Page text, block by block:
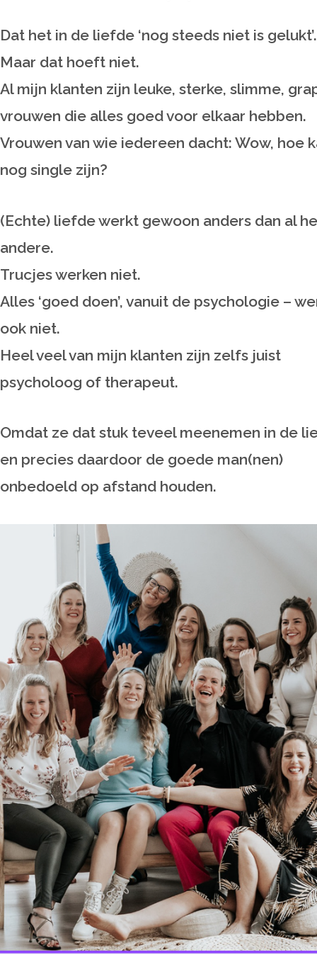
Dat het in de liefde ‘nog steeds niet is gelukt’.
Maar dat hoeft niet.
Al mijn klanten zijn leuke, sterke, slimme,
vrouwen die alles goed voor elkaar hebben.
Vrouwen van wie iedereen dacht: Wow, hoe
nog single zijn?
(Echte) liefde werkt gewoon anders dan al
andere.
Trucjes werken niet.
Alles ‘goed doen’, vanuit de psychologie –
ook niet.
Heel veel van mijn klanten zijn zelfs juist
psycholoog of therapeut.
Omdat ze dat stuk teveel meenemen in de
en precies daardoor de goede man(nen)
onbedoeld op afstand houden.